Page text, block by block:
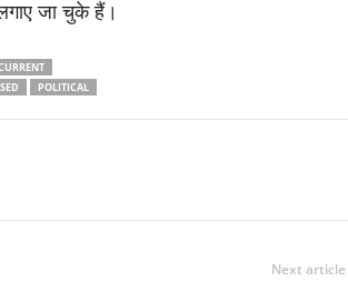
जा चुके हैं।
POLITICAL
Next article